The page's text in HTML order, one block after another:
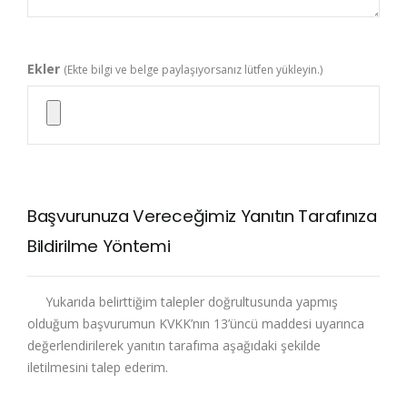
Ekler (Ekte bilgi ve belge paylaşıyorsanız lütfen yükleyin.)
Başvurunuza Vereceğimiz Yanıtın Tarafınıza
Bildirilme Yöntemi
Yukarıda belirttiğim talepler doğrultusunda yapmış
olduğum başvurumun KVKK’nın 13’üncü maddesi uyarınca
değerlendirilerek yanıtın tarafıma aşağıdaki şekilde
iletilmesini talep ederim.